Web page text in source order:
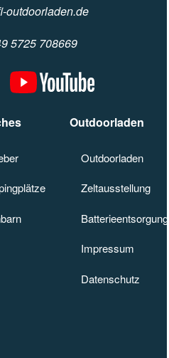
outdoorladen.de
5725 708669
Ratgeber
Outdoorladen
Anfahrt
Outdoorladen
Zeltausstellung
Zeltausstellung
Batterieentsorgung
Batterieentsorgung
Impressum
Impressum
Datenschutz
Datenschutz